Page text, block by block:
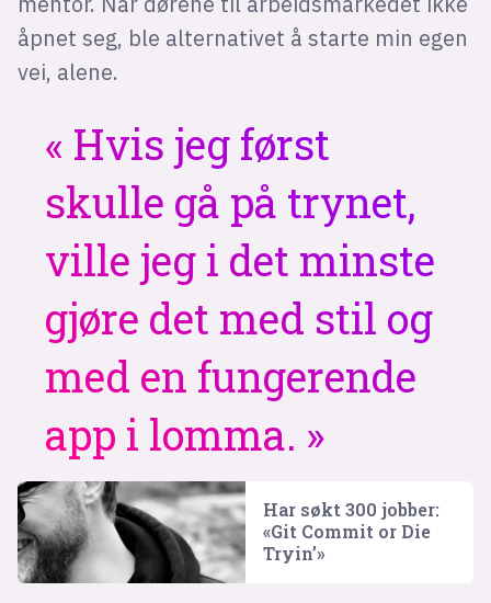
åpnet seg, ble alternativet å starte min egen
vei, alene.
Hvis jeg først
skulle gå på trynet,
ville jeg i det minste
gjøre det med stil og
med en fungerende
app i lomma.
Har søkt 300 jobber:
«Git Commit or Die
Tryin’»